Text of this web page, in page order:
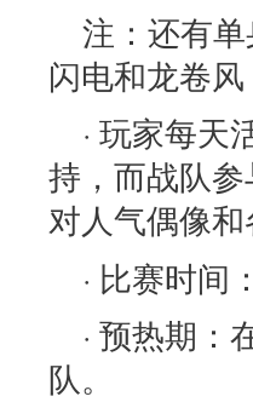
注：还有
闪电和龙卷
· 玩家每天
持，而战队
对人气偶像
· 比赛时间：
· 预热期：
队。